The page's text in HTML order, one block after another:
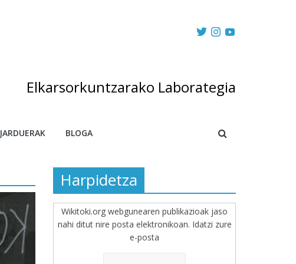
Elkarsorkuntzarako Laborategia
JARDUERAK BLOGA
Harpidetza
Wikitoki.org webgunearen publikazioak jaso
nahi ditut nire posta elektronikoan. Idatzi zure
e-posta